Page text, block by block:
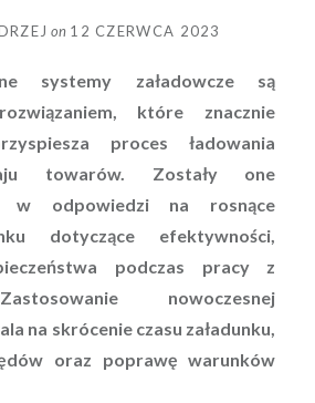
on 12 CZERWCA 2023
systemy załadowcze są
które znacznie
proces ładowania
towarów. Zostały one
w odpowiedzi na rosnące
dotyczące efektywności,
podczas pracy z
nowoczesnej
na skrócenie czasu załadunku,
oraz poprawę warunków